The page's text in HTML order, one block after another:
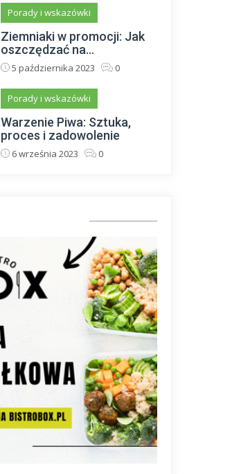
Porady i wskazówki
Ziemniaki w promocji: Jak
oszczędzać na...
5 października 2023 0
Porady i wskazówki
Warzenie Piwa: Sztuka,
proces i zadowolenie
6 września 2023 0